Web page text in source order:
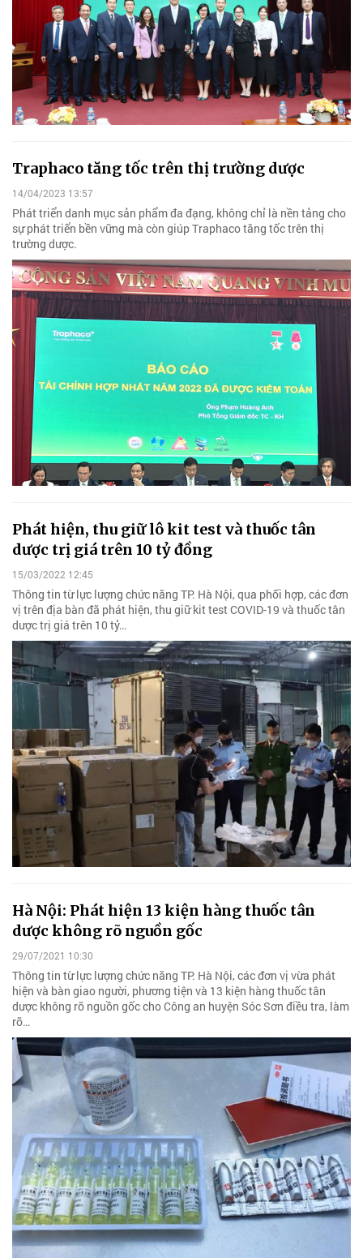
Traphaco tăng tốc trên thị trường dược
14/04/2023 13:57
Phát triển danh mục sản phẩm đa đạng, không chỉ là nền tảng cho
sự phát triển bền vững mà còn giúp Traphaco tăng tốc trên thị
trường dược.
Phát hiện, thu giữ lô kit test và thuốc tân
dược trị giá trên 10 tỷ đồng
15/03/2022 12:45
Thông tin từ lực lượng chức năng TP. Hà Nội, qua phối hợp, các đơn
vị trên địa bàn đã phát hiện, thu giữ kit test COVID-19 và thuốc tân
dược trị giá trên 10 tỷ…
Hà Nội: Phát hiện 13 kiện hàng thuốc tân
dược không rõ nguồn gốc
29/07/2021 10:30
Thông tin từ lực lượng chức năng TP. Hà Nội, các đơn vị vừa phát
hiện và bàn giao người, phương tiện và 13 kiện hàng thuốc tân
dược không rõ nguồn gốc cho Công an huyện Sóc Sơn điều tra, làm
rõ…